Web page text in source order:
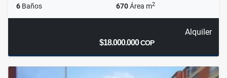
6 Baños 670Área m2
Alquiler
$18.000.000COP